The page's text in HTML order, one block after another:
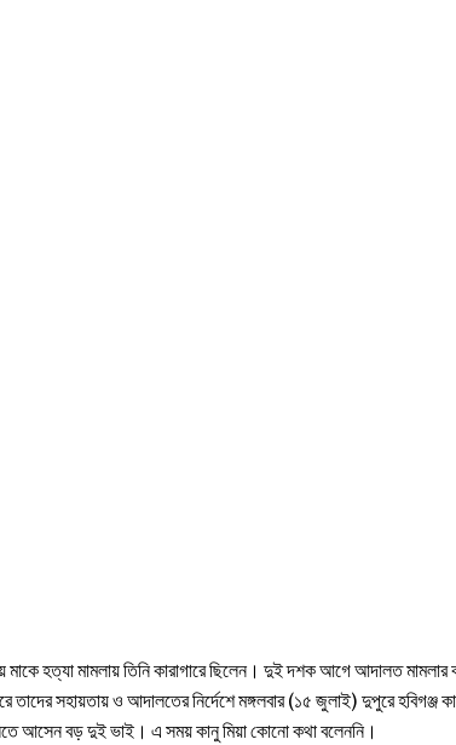
মাকে হত্যা মামলায় তিনি কারাগারে ছিলেন। দুই দশক আগে আদালত
সহায়তায় ও আদালতের নির্দেশে মঙ্গলবার (১৫ জুলাই) দুপুরে হবিগঞ্জ
নিতে আসেন বড় দুই ভাই। এ সময় কানু মিয়া কোনো কথা বলেননি।